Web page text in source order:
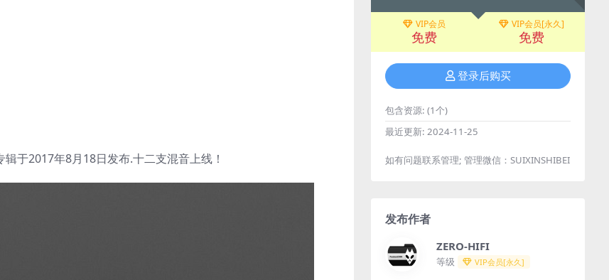
于2017年8月18日发布.十二支混音上线！
VIP会员
免费
VIP会员[永久]
免费
登录后购买
包含资源: (1个)
最近更新: 2024-11-25
如有问题联系管理; 管理微信：SUIXINSHIBEI
发布作者
ZERO-HIFI
等级 VIP会员[永久]